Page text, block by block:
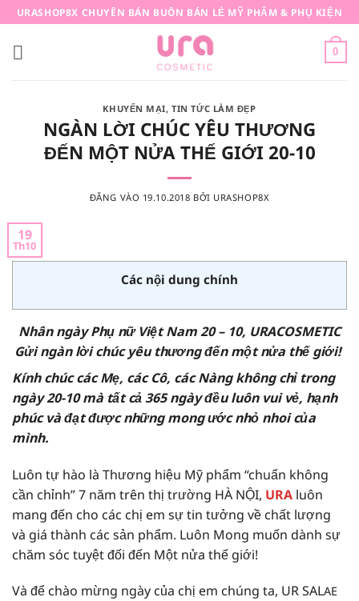
qua
nội
URASHOP8X CHUYÊN BÁN BUÔN BÁN LẺ MỸ PHẨM & PHỤ KIỆN
0
KHUYẾN MẠI,TIN TỨC LÀM ĐẸP
NGÀN LỜI CHÚC YÊU THƯƠNG
ĐẾN MỘT NỬA THẾ GIỚI 20-10
ĐĂNG VÀO 19.10.2018 BỞI URASHOP8X
19
Th10
Các nội dung chính
Nhân ngày Phụ nữ Việt Nam 20 – 10, URACOSMETIC
Gửi ngàn lời chúc yêu thương đến một nửa thế giới!
Kính chúc các Mẹ, các Cô, các Nàng không chỉ trong
ngày 20-10 mà tất cả 365 ngày đều luôn vui vẻ, hạnh
phúc và đạt được những mong ước nhỏ nhoi của
mình.
Luôn tự hào là Thương hiệu Mỹ phẩm “chuẩn không
cần chỉnh” 7 năm trên thị trường HÀ NỘI, URA luôn
mang đến cho các chị em sự tin tưởng về chất lượng
và giá thành các sản phẩm. Luôn Mong muốn dành sự
chăm sóc tuyệt đối đến Một nửa thế giới!
Và để chào mừng ngày của chị em chúng ta, UR SALAE